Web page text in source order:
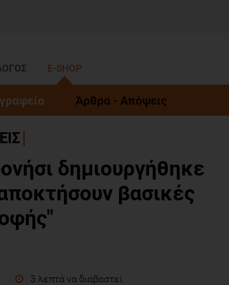
E-SHOP
Άρθρα - Απόψεις
δημιουργήθηκε
βασικές
3 λεπτά να διαβαστεί